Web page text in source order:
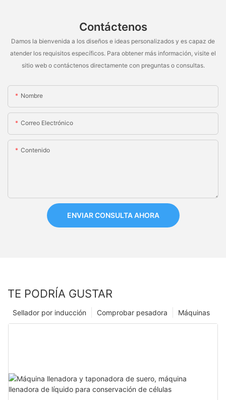
Contáctenos
Damos la bienvenida a los diseños e ideas personalizados y es capaz de
atender los requisitos específicos. Para obtener más información, visite el
sitio web o contáctenos directamente con preguntas o consultas.
Nombre
Correo Electrónico
Contenido
ENVIAR CONSULTA AHORA
TE PODRÍA GUSTAR
Máquinas
Comprobar pesadora
Sellador por inducción